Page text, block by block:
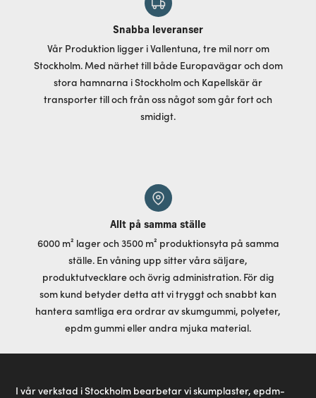
Snabba leveranser
Vår Produktion ligger i Vallentuna, tre mil norr om
Stockholm. Med närhet till både Europavägar och dom
stora hamnarna i Stockholm och Kapellskär är
transporter till och från oss något som går fort och
smidigt.
Allt på samma ställe
6000 m² lager och 3500 m² produktionsyta på samma
ställe. En våning upp sitter våra säljare,
produktutvecklare och övrig administration. För dig
som kund betyder detta att vi tryggt och snabbt kan
hantera samtliga era ordrar av skumgummi, polyeter,
epdm gummi eller andra mjuka material.
I vår verkstad i Stockholm bearbetar vi skumplaster, epdm-